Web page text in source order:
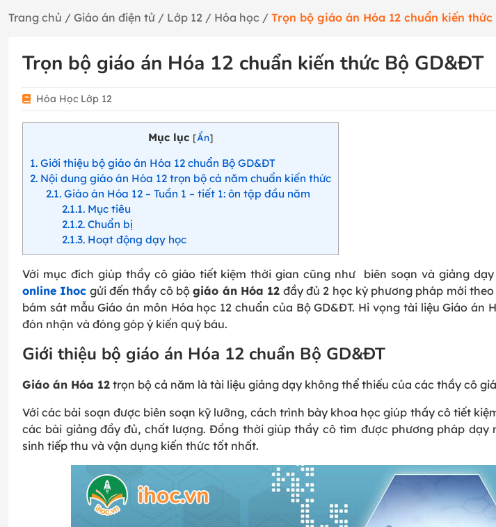
Trang chủ / Giáo án điện tử / Lớp 12 / Hóa học / Trọn bộ giáo án Hóa 12 chuẩn kiến thức
Trọn bộ giáo án Hóa 12 chuẩn kiến thức Bộ GD&ĐT
Hóa Học Lớp 12
Mục lục [Ẩn]
1 Giới thiệu bộ giáo án Hóa 12 chuẩn Bộ GD&ĐT
2 Nội dung giáo án Hóa 12 trọn bộ cả năm chuẩn kiến thức
2.1Giáo án Hóa 12 – Tuần 1 – tiết 1: ôn tập đầu năm
2.1.1Mục tiêu
2.1.2Chuẩn bị
2.1.3Hoạt động dạy học
Với mục đích giúp thầy cô giáo tiết kiệm thời gian cũng như biên soạn và giảng
online Ihoc gửi đến thầy cô bộgiáo án Hóa 12 đầy đủ 2 học kỳ phương pháp mới
bám sát mẫu Giáo án môn Hóa học 12 chuẩn của Bộ GD&ĐT. Hi vọng tài liệu Giáo án
đón nhận và đóng góp ý kiến quý báu.
Giới thiệu bộ giáo án Hóa 12 chuẩn Bộ GD&ĐT
Giáo án Hóa 12 trọn bộ cả năm là tài liệu giảng dạy không thể thiếu của các thầy cô
Với các bài soạn được biên soạn kỹ lưỡng, cách trình bày khoa học giúp thầy cô tiết
các bài giảng đầy đủ, chất lượng. Đồng thời giúp thầy cô tìm được phương pháp dạy
sinh tiếp thu và vận dụng kiến thức tốt nhất.